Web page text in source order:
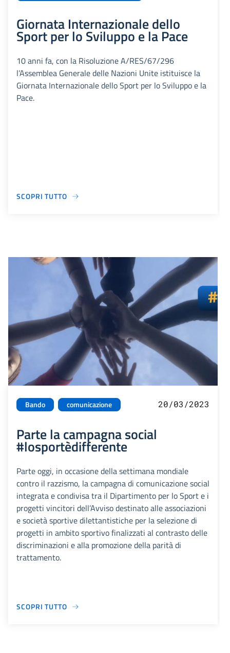
Giornata Internazionale dello
Sport per lo Sviluppo e la Pace
10 anni fa, con la Risoluzione A/RES/67/296
l’Assemblea Generale delle Nazioni Unite istituisce la
Giornata Internazionale dello Sport per lo Sviluppo e la
Pace.
SCOPRI TUTTO
Bando comunicazione 20/03/2023
Parte la campagna social
#losportèdifferente
Parte oggi, in occasione della settimana mondiale
contro il razzismo, la campagna di comunicazione social
integrata e condivisa tra il Dipartimento per lo Sport e i
progetti vincitori dell’Avviso destinato alle associazioni
e società sportive dilettantistiche per la selezione di
progetti in ambito sportivo finalizzati al contrasto delle
discriminazioni e alla promozione della parità di
trattamento.
SCOPRI TUTTO